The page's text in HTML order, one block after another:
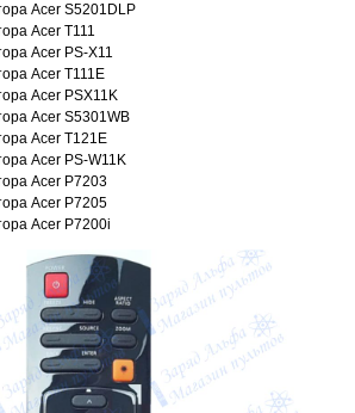
Acer S5201DLP
Acer T111
Acer PS-X11
Acer T111E
Acer PSX11K
Acer S5301WB
Acer T121E
Acer PS-W11K
Acer P7203
Acer P7205
Acer P7200i